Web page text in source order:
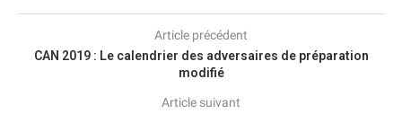
Article précédent
CAN 2019 : Le calendrier des adversaires de préparation
modifié
Article suivant